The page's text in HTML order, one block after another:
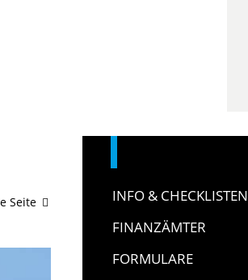
Seite
INFO & CHECKLISTEN
FINANZÄMTER
FORMULARE